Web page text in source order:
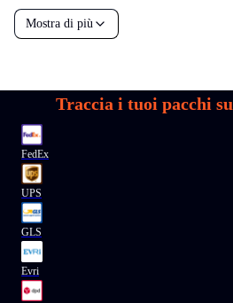
Mostra di più
Traccia i tuoi pacchi su
FedEx
UPS
GLS
Evri